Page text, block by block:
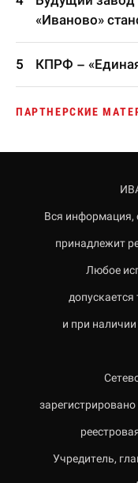
«Иваново»
КПРФ –
ПАРТНЕРСКИЕ
Вся информация,
принадлежит
Любое
и при
Учредитель,